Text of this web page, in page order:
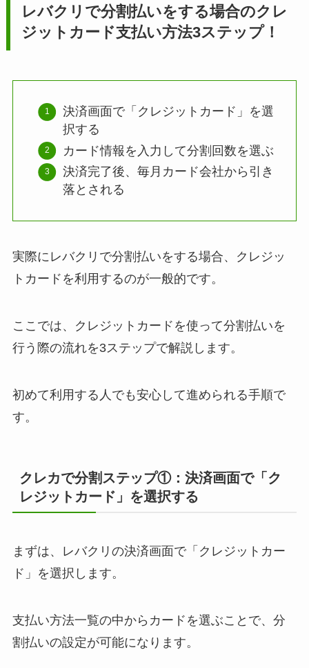
レバクリで分割払いをする場合のクレ
ジットカード支払い方法3ステップ！
決済画面で「クレジットカード」を選
択する
カード情報を入力して分割回数を選ぶ
決済完了後、毎月カード会社から引き
落とされる
実際にレバクリで分割払いをする場合、クレジッ
トカードを利用するのが一般的です。
ここでは、クレジットカードを使って分割払いを
行う際の流れを3ステップで解説します。
初めて利用する人でも安心して進められる手順で
す。
クレカで分割ステップ①：決済画面で「ク
レジットカード」を選択する
まずは、レバクリの決済画面で「クレジットカー
ド」を選択します。
支払い方法一覧の中からカードを選ぶことで、分
割払いの設定が可能になります。